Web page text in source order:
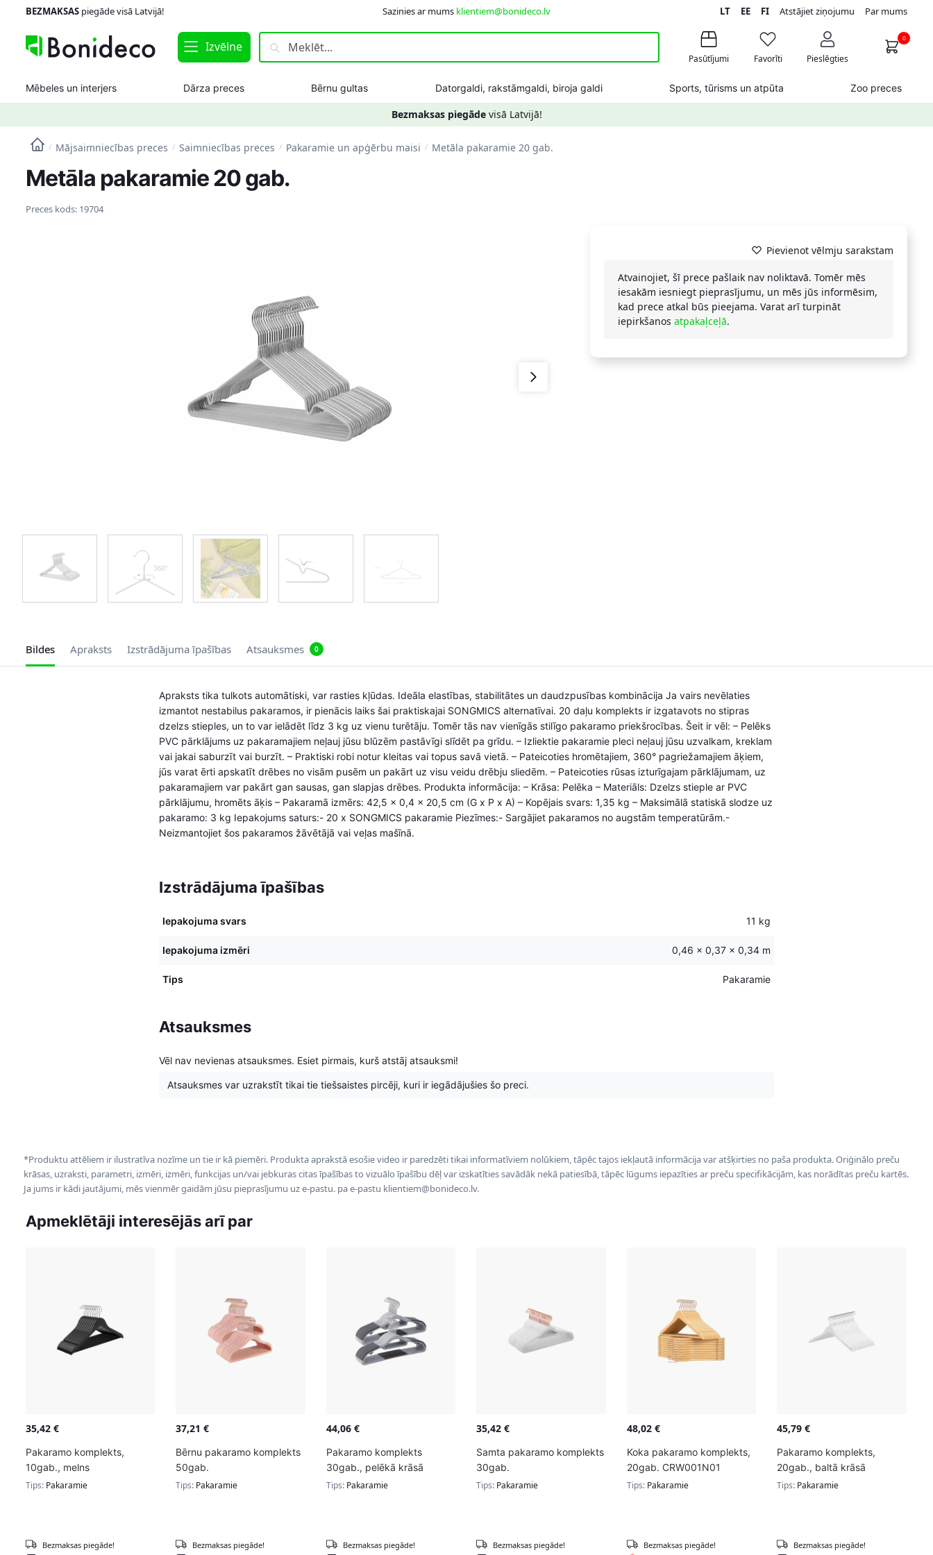
navigation
content
BEZMAKSASpiegāde visā Latvijā! Sazinies ar mums klientiem@bonideco.lv LT EE FIAtstājiet ziņojumu Par mums
Izvēlne
Meklēt:
Pasūtījumi Favorīti Pieslēgties
0
Mēbeles un interjers Dārza preces Bērnu gultas Datorgaldi, rakstāmgaldi, biroja galdi Sports, tūrisms un atpūta Zoo preces
Bezmaksas piegādevisā Latvijā!
/ Mājsaimniecības preces / Saimniecības preces / Pakaramie un apģērbu maisi / Metāla pakaramie 20 gab.
Metāla pakaramie 20 gab.
Preces kods: 19704
Pievienot vēlmju sarakstam
Atvainojiet, šī prece pašlaik nav noliktavā. Tomēr mēs
iesakām iesniegt pieprasījumu, un mēs jūs informēsim,
kad prece atkal būs pieejama. Varat arī turpināt
iepirkšanos atpakaļceļā.
Bildes Apraksts Izstrādājuma īpašības Atsauksmes 0
Apraksts tika tulkots automātiski, var rasties kļūdas. Ideāla elastības, stabilitātes un daudzpusības kombinācija Ja vairs nevēlaties
izmantot nestabilus pakaramos, ir pienācis laiks šai praktiskajai SONGMICS alternatīvai. 20 daļu komplekts ir izgatavots no stipras
dzelzs stieples, un to var ielādēt līdz 3 kg uz vienu turētāju. Tomēr tās nav vienīgās stilīgo pakaramo priekšrocības. Šeit ir vēl: – Pelēks
PVC pārklājums uz pakaramajiem neļauj jūsu blūzēm pastāvīgi slīdēt pa grīdu. – Izliektie pakaramie pleci neļauj jūsu uzvalkam, kreklam
vai jakai saburzīt vai burzīt. – Praktiski robi notur kleitas vai topus savā vietā. – Pateicoties hromētajiem, 360° pagriežamajiem āķiem,
jūs varat ērti apskatīt drēbes no visām pusēm un pakārt uz visu veidu drēbju sliedēm. – Pateicoties rūsas izturīgajam pārklājumam, uz
pakaramajiem var pakārt gan sausas, gan slapjas drēbes. Produkta informācija: – Krāsa: Pelēka – Materiāls: Dzelzs stieple ar PVC
pārklājumu, hromēts āķis – Pakaramā izmērs: 42,5 x 0,4 x 20,5 cm (G x P x A) – Kopējais svars: 1,35 kg – Maksimālā statiskā slodze uz
pakaramo: 3 kg Iepakojums saturs:- 20 x SONGMICS pakaramie Piezīmes:- Sargājiet pakaramos no augstām temperatūrām.-
Neizmantojiet šos pakaramos žāvētājā vai veļas mašīnā.
Izstrādājuma īpašības
Iepakojuma svars 11 kg
Iepakojuma izmēri 0,46 × 0,37 × 0,34 m
Tips Pakaramie
Atsauksmes
Vēl nav nevienas atsauksmes. Esiet pirmais, kurš atstāj atsauksmi!
Atsauksmes var uzrakstīt tikai tie tiešsaistes pircēji, kuri ir iegādājušies šo preci.
*Produktu attēliem ir ilustratīva nozīme un tie ir kā piemēri. Produkta aprakstā esošie video ir paredzēti tikai informatīviem nolūkiem, tāpēc tajos iekļautā informācija var atšķirties no paša produkta. Oriģinālo preču
krāsas, uzraksti, parametri, izmēri, izmēri, funkcijas un/vai jebkuras citas īpašības to vizuālo īpašību dēļ var izskatīties savādāk nekā patiesībā, tāpēc lūgums iepazīties ar preču specifikācijām, kas norādītas preču kartēs.
Ja jums ir kādi jautājumi, mēs vienmēr gaidām jūsu pieprasījumu uz e-pastu. pa e-pastu klientiem@bonideco.lv.
Apmeklētāji interesējās arī par
35,42 €
Pakaramo komplekts,
10gab., melns
Tips: Pakaramie
Bezmaksas piegāde!
37,21€
Bērnu pakaramo komplekts
50gab.
Tips: Pakaramie
Bezmaksas piegāde!
44,06 €
Pakaramo komplekts
30gab., pelēkā krāsā
Tips: Pakaramie
Bezmaksas piegāde!
35,42€
Samta pakaramo komplekts
30gab.
Tips: Pakaramie
Bezmaksas piegāde!
48,02 €
Koka pakaramo komplekts,
20gab. CRW001N01
Tips: Pakaramie
Bezmaksas piegāde!
45,79€
Pakaramo komplekts,
20gab., baltā krāsā
Tips: Pakaramie
Bezmaksas piegāde!